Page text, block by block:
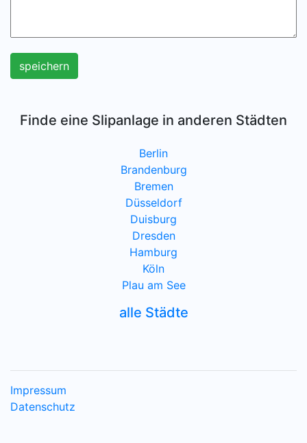
speichern
Finde eine Slipanlage in anderen Städten
Berlin
Brandenburg
Bremen
Düsseldorf
Duisburg
Dresden
Hamburg
Köln
Plau am See
alle Städte
Impressum
Datenschutz